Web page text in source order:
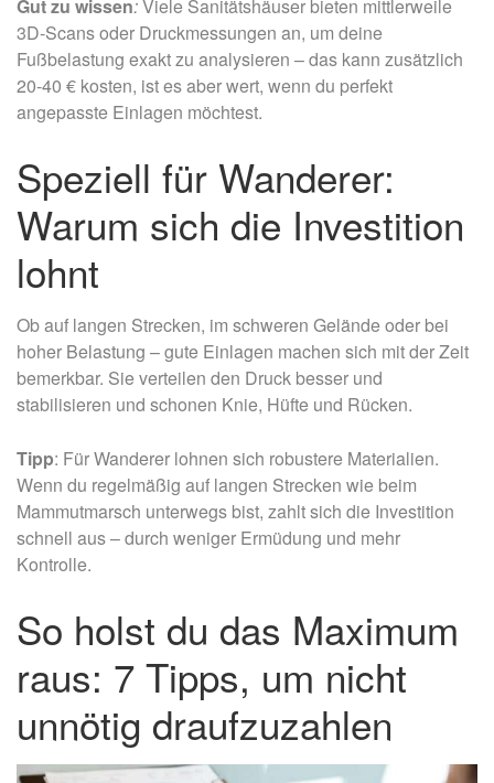
Gut zu wissen:Viele Sanitätshäuser bieten mittlerweile
3D-Scans oder Druckmessungen an, um deine
Fußbelastung exakt zu analysieren – das kann zusätzlich
20-40 € kosten, ist es aber wert, wenn du perfekt
angepasste Einlagen möchtest.
Speziell für Wanderer:
Warum sich die Investition
lohnt
Ob auf langen Strecken, im schweren Gelände oder bei
hoher Belastung – gute Einlagen machen sich mit der Zeit
bemerkbar. Sie verteilen den Druck besser und
stabilisieren und schonen Knie, Hüfte und Rücken.
Tipp: Für Wanderer lohnen sich robustere Materialien.
Wenn du regelmäßig auf langen Strecken wie beim
Mammutmarsch unterwegs bist, zahlt sich die Investition
schnell aus – durch weniger Ermüdung und mehr
Kontrolle.
So holst du das Maximum
raus: 7 Tipps, um nicht
unnötig draufzuzahlen